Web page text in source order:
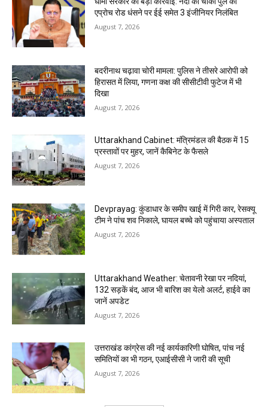
एप्राेच रोड धंसने पर ईई समेत 3 इंजीनियर निलंबित
August 7, 2026
बदरीनाथ चढ़ावा चोरी मामला: पुलिस ने तीसरे आरोपी को
हिरासत में लिया, गणना कक्ष की सीसीटीवी फुटेज में भी
दिखा
August 7, 2026
Uttarakhand Cabinet: मंत्रिमंडल की बैठक में 15
प्रस्तावों पर मुहर, जानें कैबिनेट के फैसले
August 7, 2026
Devprayag: कुंडाधार के समीप खाई में गिरी कार, रेसक्यू
टीम ने पांच शव निकाले, घायल बच्चे को पहुंचाया अस्पताल
August 7, 2026
Uttarakhand Weather: चेतावनी रेखा पर नदियां,
132 सड़कें बंद, आज भी बारिश का येलो अलर्ट, हाईवे का
जानें अपडेट
August 7, 2026
उत्तराखंड कांग्रेस की नई कार्यकारिणी घोषित, पांच नई
समितियों का भी गठन, एआईसीसी ने जारी की सूची
August 7, 2026